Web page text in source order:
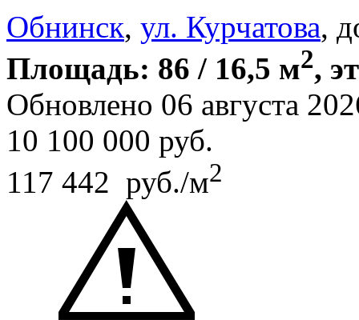
Обнинск, ул. Курчатова,
Площадь: 86 / 16,5 м2,
Обновлено 06 августа
10 100 000 руб.
117 442 руб./м2